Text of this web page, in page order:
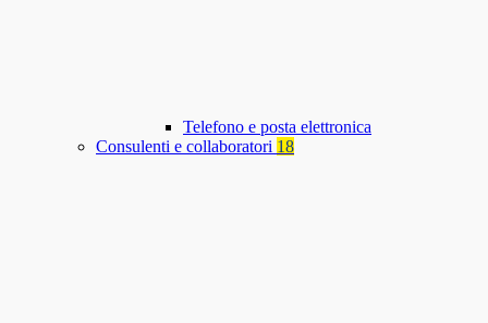
Telefono e posta elettronica
Consulenti e collaboratori 18